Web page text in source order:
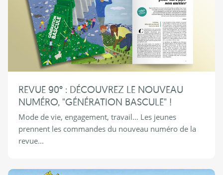
REVUE 90° : DÉCOUVREZ LE NOUVEAU
NUMÉRO, "GÉNÉRATION BASCULE" !
Mode de vie, engagement, travail… Les jeunes
prennent les commandes du nouveau numéro de la
revue...